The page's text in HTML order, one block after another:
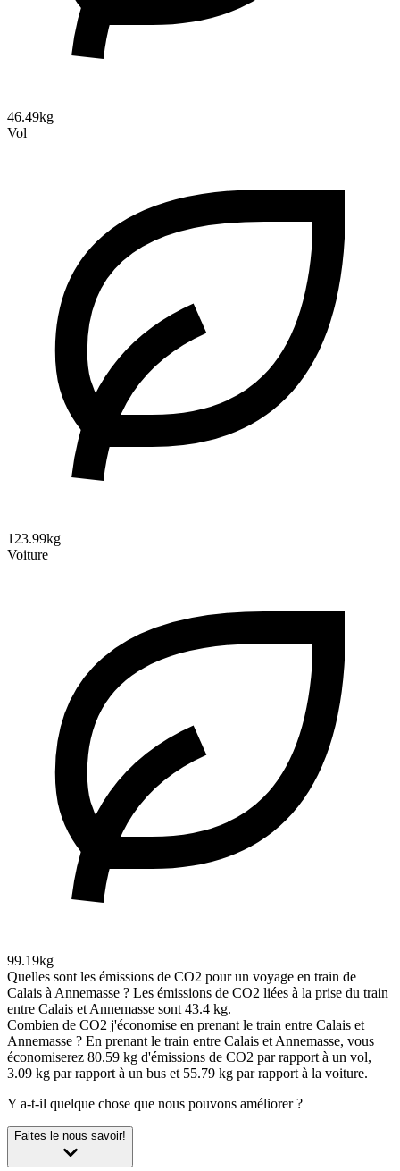
46.49kg
Vol
123.99kg
Voiture
99.19kg
Quelles sont les émissions de CO2 pour un voyage en train de
Calais à Annemasse ? Les émissions de CO2 liées à la prise du train
entre Calais et Annemasse sont 43.4 kg.
Combien de CO2 j'économise en prenant le train entre Calais et
Annemasse ? En prenant le train entre Calais et Annemasse, vous
économiserez 80.59 kg d'émissions de CO2 par rapport à un vol,
3.09 kg par rapport à un bus et 55.79 kg par rapport à la voiture.
Y a-t-il quelque chose que nous pouvons améliorer ?
Faites le nous savoir!